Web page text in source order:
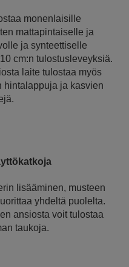
monenlaisille
mattapintaiselle ja
ja synteettiselle
cm:n tulostusleveyksiä.
laite tulostaa myös
hintalappuja ja kasvien
lisääminen, musteen
yhdeltä puolelta.
ansiosta voit tulostaa
taukoja.